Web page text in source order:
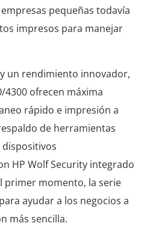
pequeñas todavía
impresos para manejar
un rendimiento innovador,
4300 ofrecen máxima
rápido e impresión a
de herramientas
HP Wolf Security integrado
primer momento, la serie
ayudar a los negocios a
más sencilla.